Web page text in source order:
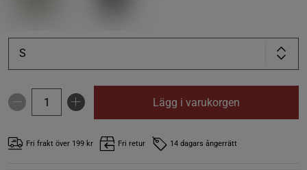
S
Lägg i varukorgen
Fri frakt över 199 kr Fri retur 14 dagars ångerrätt